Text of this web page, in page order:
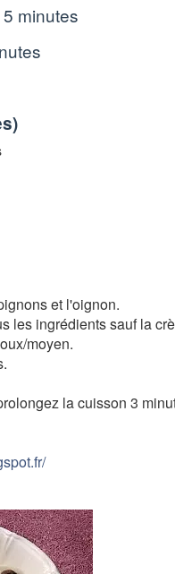
minutes
)
et l'oignon.
les ingrédients sauf la
moyen.
la cuisson 3